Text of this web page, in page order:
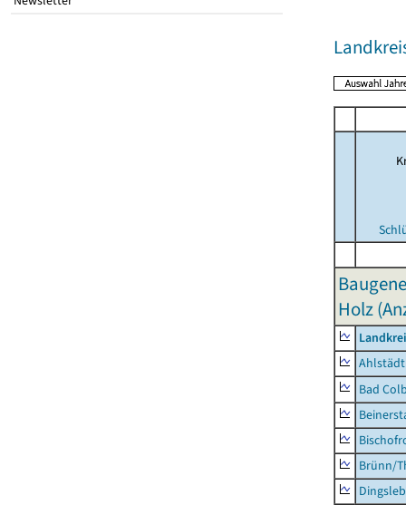
Holz
Ahlstädt
Bad
Brünn/